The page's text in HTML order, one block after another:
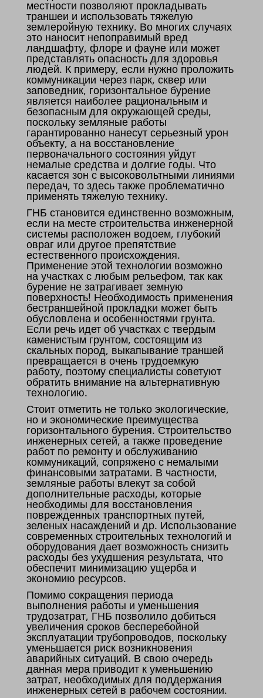
местности позволяют прокладывать
траншеи и использовать тяжелую
землеройную технику. Во многих случаях
это наносит непоправимый вред
ландшафту, флоре и фауне или может
представлять опасность для здоровья
людей. К примеру, если нужно проложить
коммуникации через парк, сквер или
заповедник, горизонтальное бурение
является наиболее рациональным и
безопасным для окружающей среды,
поскольку земляные работы
гарантированно нанесут серьезный урон
объекту, а на восстановление
первоначального состояния уйдут
немалые средства и долгие годы. Что
касается зон с высоковольтными линиями
передач, то здесь также проблематично
применять тяжелую технику.
ГНБ становится единственно возможным,
если на месте строительства инженерной
системы расположен водоем, глубокий
овраг или другое препятствие
естественного происхождения.
Применение этой технологии возможно
на участках с любым рельефом, так как
бурение не затрагивает земную
поверхность! Необходимость применения
бестраншейной прокладки может быть
обусловлена и особенностями грунта.
Если речь идет об участках с твердым
каменистым грунтом, состоящим из
скальных пород, выкапывание траншей
превращается в очень трудоемкую
работу, поэтому специалисты советуют
обратить внимание на альтернативную
технологию.
Стоит отметить не только экологические,
но и экономические преимущества
горизонтального бурения. Строительство
инженерных сетей, а также проведение
работ по ремонту и обслуживанию
коммуникаций, сопряжено с немалыми
финансовыми затратами. В частности,
земляные работы влекут за собой
дополнительные расходы, которые
необходимы для восстановления
поврежденных транспортных путей,
зеленых насаждений и др. Использование
современных строительных технологий и
оборудования дает возможность снизить
расходы без ухудшения результата, что
обеспечит минимизацию ущерба и
экономию ресурсов.
Помимо сокращения периода
выполнения работы и уменьшения
трудозатрат, ГНБ позволило добиться
увеличения сроков бесперебойной
эксплуатации трубопроводов, поскольку
уменьшается риск возникновения
аварийных ситуаций. В свою очередь
данная мера приводит к уменьшению
затрат, необходимых для поддержания
инженерных сетей в рабочем состоянии.